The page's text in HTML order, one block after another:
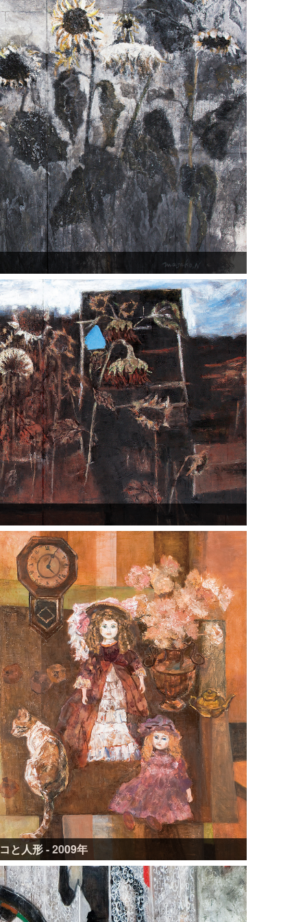
と人形 - 2009年